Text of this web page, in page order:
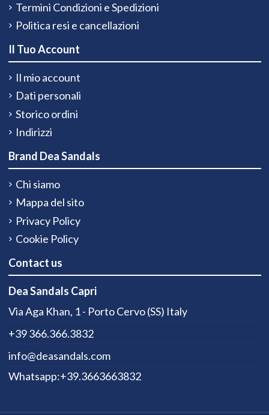
Termini Condizioni e Spedizioni
Politica resi e cancellazioni
Il Tuo Account
Il mio account
Dati personali
Storico ordini
Indirizzi
Brand Dea Sandals
Chi siamo
Mappa del sito
Privacy Policy
Cookie Policy
Contact us
Dea Sandals Capri
Via Aga Khan, 1 - Porto Cervo (SS) Italy
+39 366.366.3832
info@deasandals.com
Whatsapp:+39.3663663832